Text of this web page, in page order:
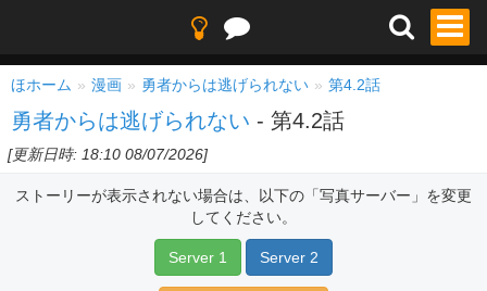
ほホーム 漫画 勇者からは逃げられない 第4.2話
勇者からは逃げられない - 第4.2話
[更新日時: 18:10 08/07/2026]
ストーリーが表示されない場合は、以下の「写真サーバー」を変更
してください。
Server 1 Server 2